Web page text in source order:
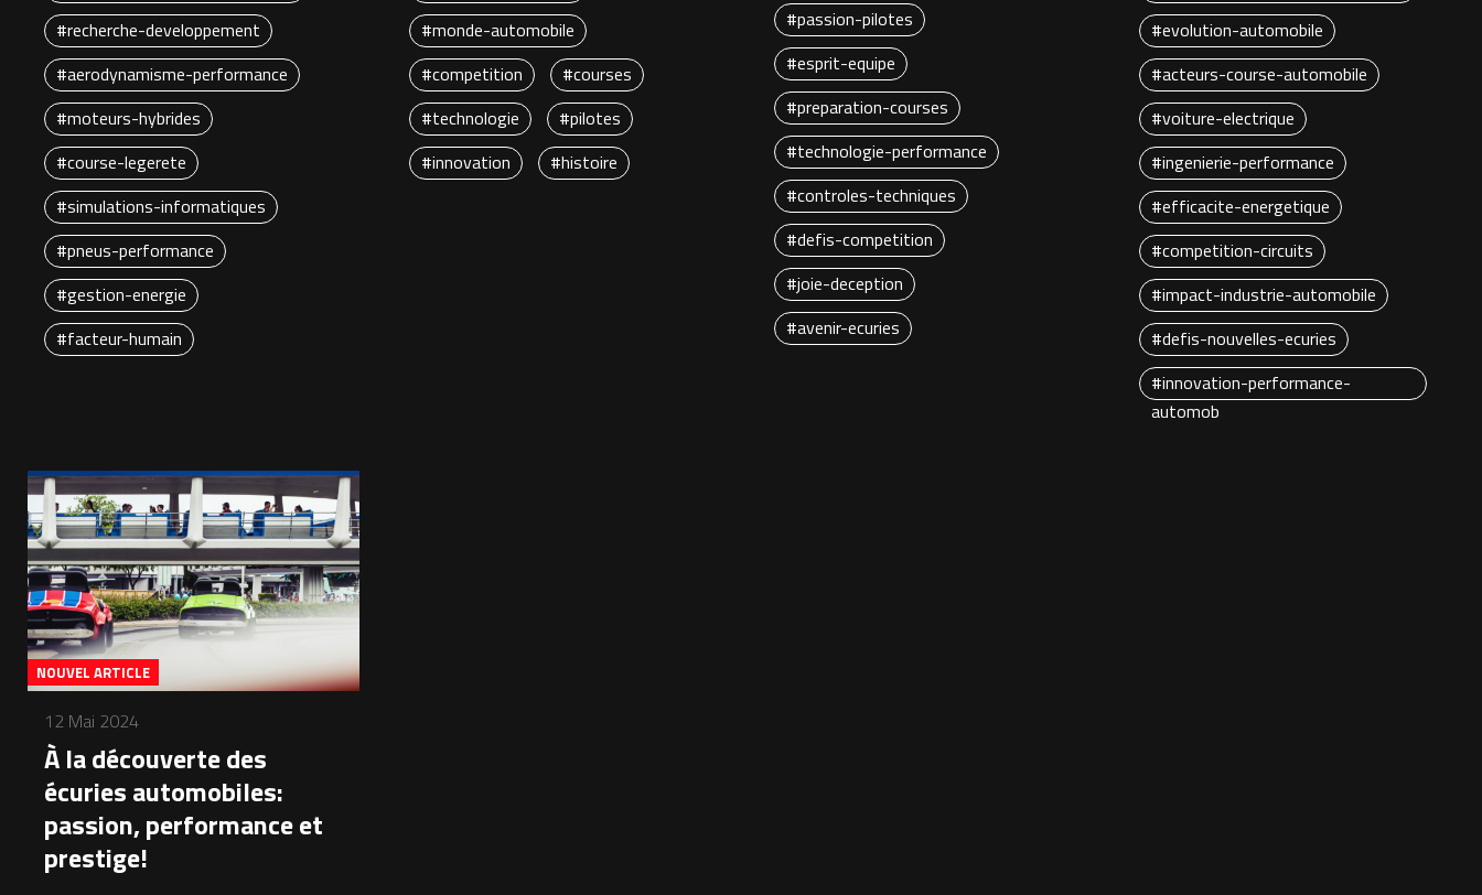
#recherche-developpement
#aerodynamisme-performance
#moteurs-hybrides
#course-legerete
#simulations-informatiques
#pneus-performance
#gestion-energie
#facteur-humain
#monde-automobile
#competition
#courses
#technologie
#pilotes
#innovation
#histoire
#passion-pilotes
#esprit-equipe
#preparation-courses
#technologie-performance
#controles-techniques
#defis-competition
#joie-deception
#avenir-ecuries
#evolution-automobile
#acteurs-course-automobile
#voiture-electrique
#ingenierie-performance
#efficacite-energetique
#competition-circuits
#impact-industrie-automobile
#defis-nouvelles-ecuries
#innovation-performance-
automob
NOUVEL ARTICLE
12 Mai 2024
À la découverte des
écuries automobiles:
passion, performance et
prestige!